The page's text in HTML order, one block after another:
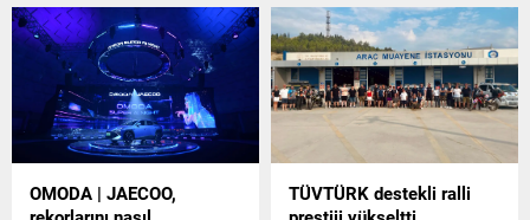
OMODA | JAECOO,
TÜVTÜRK destekli ralli